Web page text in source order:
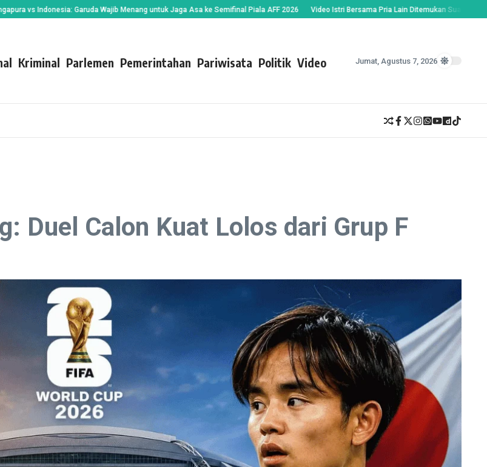
Indonesia: Garuda Wajib Menang untuk Jaga Asa ke Semifinal Piala AFF 2026 Video Istri Bersama Pria Lain Ditemukan Suami, Oknum
Kriminal Parlemen Pemerintahan Pariwisata Politik Video Jumat, Agustus 7, 2026
Duel Calon Kuat Lolos dari Grup F